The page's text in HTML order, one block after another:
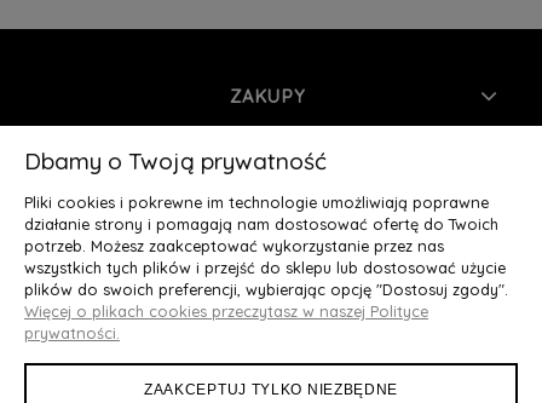
ZAKUPY
INFORMACJE
MOJE KONTO
O NAS
Deluxury.pl
Dbamy o Twoją prywatność
Pliki cookies i pokrewne im technologie umożliwiają poprawne
działanie strony i pomagają nam dostosować ofertę do Twoich
potrzeb. Możesz zaakceptować wykorzystanie przez nas
wszystkich tych plików i przejść do sklepu lub dostosować użycie
plików do swoich preferencji, wybierając opcję "Dostosuj zgody".
Więcej o plikach cookies przeczytasz w naszej Polityce
prywatności.
ZAAKCEPTUJ TYLKO NIEZBĘDNE